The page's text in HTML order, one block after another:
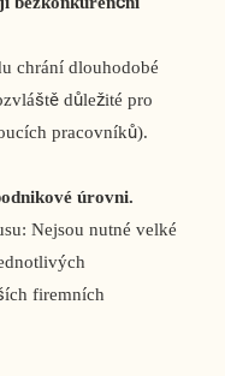
chrání dlouhodobé
důležité pro
pracovníků).
úrovni.
Nejsou nutné velké
firemních